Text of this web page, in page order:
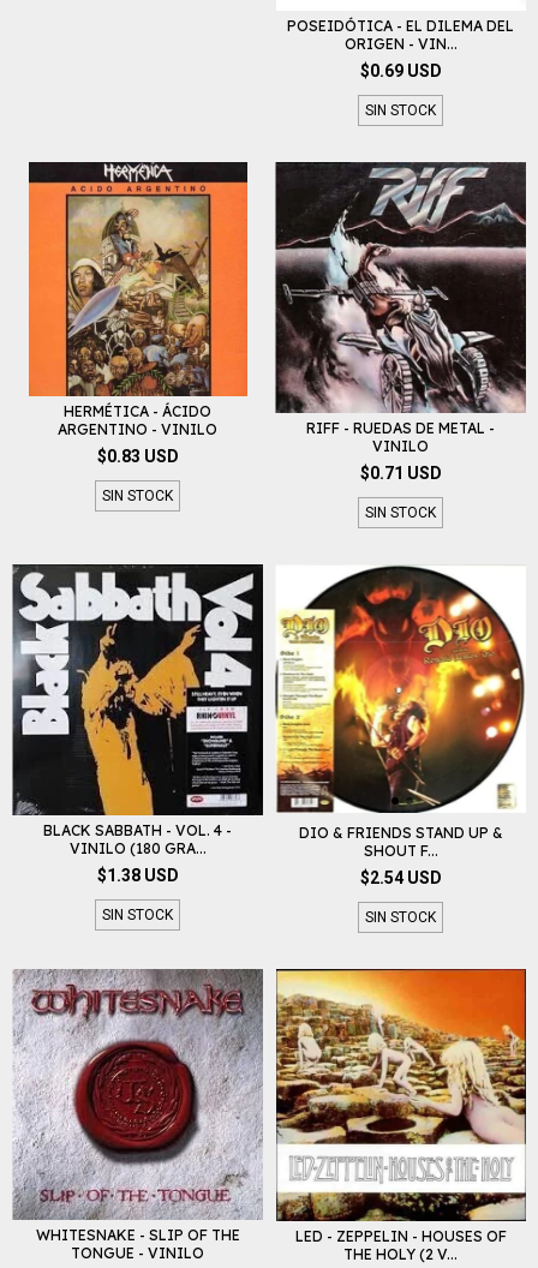
POSEIDÓTICA - EL DILEMA DEL
ORIGEN - VIN...
$0.69 USD
SIN STOCK
HERMÉTICA - ÁCIDO
ARGENTINO - VINILO
$0.83 USD
SIN STOCK
RIFF - RUEDAS DE METAL -
VINILO
$0.71 USD
SIN STOCK
BLACK SABBATH - VOL. 4 -
VINILO (180 GRA...
$1.38 USD
SIN STOCK
DIO & FRIENDS STAND UP &
SHOUT F...
$2.54 USD
SIN STOCK
WHITESNAKE - SLIP OF THE
TONGUE - VINILO
LED - ZEPPELIN - HOUSES OF
THE HOLY (2 V...